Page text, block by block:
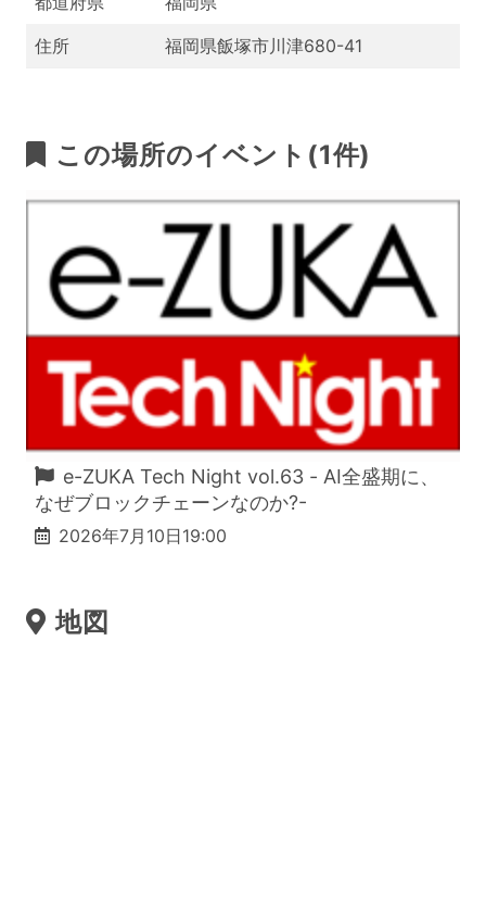
住所
福岡県飯塚市川津680-41
この場所のイベント(1件)
e-ZUKA Tech Night vol.63 - AI全盛期に、
なぜブロックチェーンなのか?-
2026年7月10日19:00
地図